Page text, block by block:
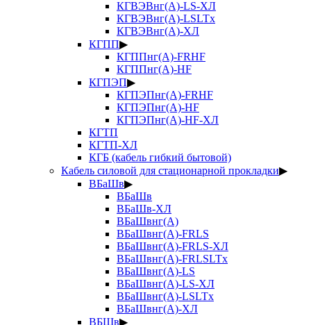
КГВЭВнг(А)-LS-ХЛ
КГВЭВнг(А)-LSLTx
КГВЭВнг(А)-ХЛ
КГПП▶
КГППнг(А)-FRHF
КГППнг(А)-HF
КГПЭП▶
КГПЭПнг(А)-FRHF
КГПЭПнг(А)-HF
КГПЭПнг(А)-HF-ХЛ
КГТП
КГТП-ХЛ
КГБ (кабель гибкий бытовой)
Кабель силовой для стационарной прокладки▶
ВБаШв▶
ВБаШв
ВБаШв-ХЛ
ВБаШвнг(А)
ВБаШвнг(А)-FRLS
ВБаШвнг(А)-FRLS-ХЛ
ВБаШвнг(А)-FRLSLTx
ВБаШвнг(А)-LS
ВБаШвнг(А)-LS-ХЛ
ВБаШвнг(А)-LSLTx
ВБаШвнг(А)-ХЛ
ВБШв▶